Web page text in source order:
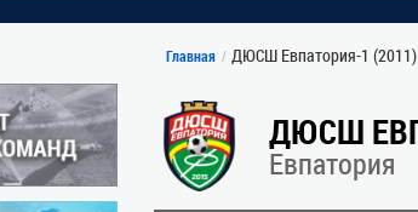
Главная ДЮСШ Евпатория-1 (2011)
ДЮСШ
Евпатория